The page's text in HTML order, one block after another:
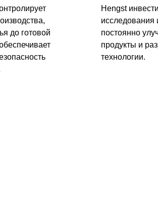
до готовой
Hengst
исследования
постоянно
продукты и
технологии.